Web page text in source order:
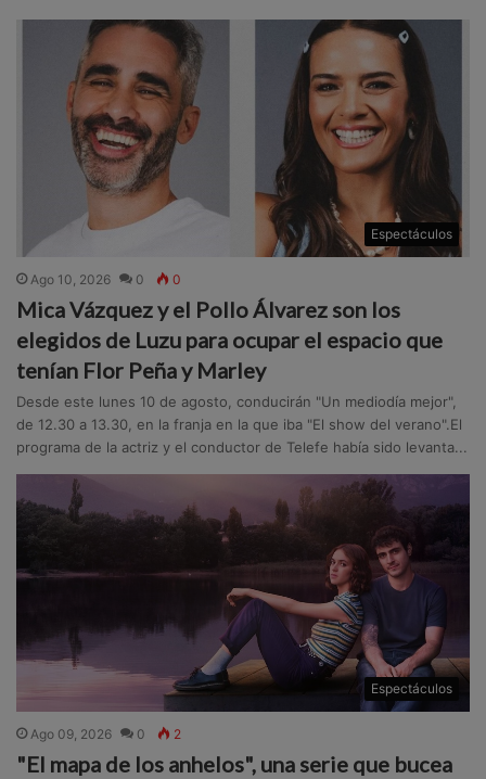
Espectáculos
Ago 10, 2026 0 0
Mica Vázquez y el Pollo Álvarez son los
elegidos de Luzu para ocupar el espacio que
tenían Flor Peña y Marley
Desde este lunes 10 de agosto, conducirán "Un mediodía mejor",
de 12.30 a 13.30, en la franja en la que iba "El show del verano".El
programa de la actriz y el conductor de Telefe había sido levanta...
Espectáculos
Ago 09, 2026 0 2
"El mapa de los anhelos", una serie que bucea